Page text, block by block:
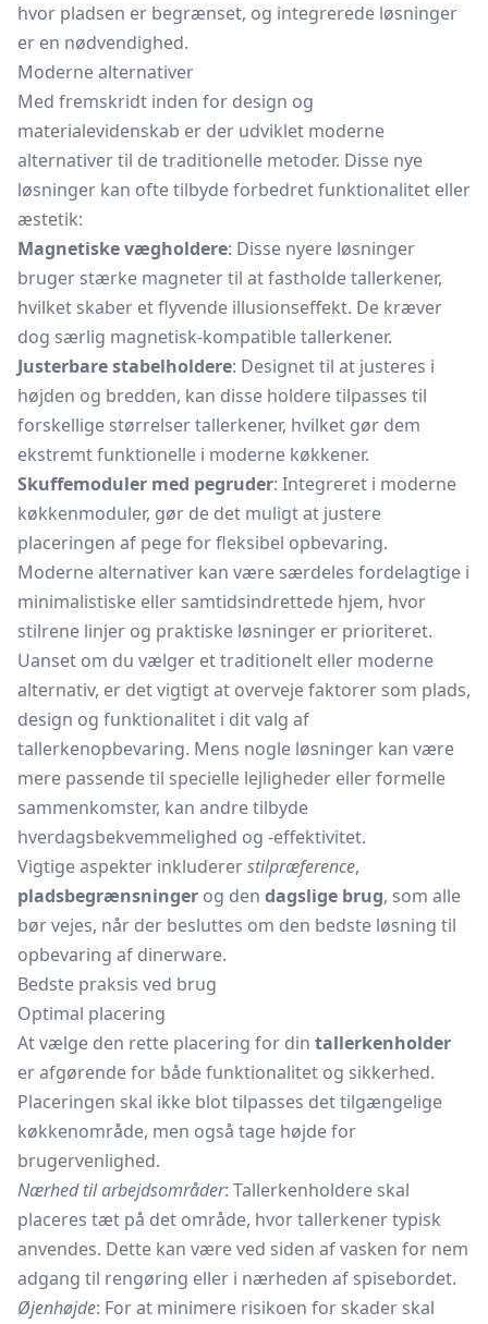
hvor pladsen er begrænset, og integrerede løsninger
er en nødvendighed.
Moderne alternativer
Med fremskridt inden for design og
materialevidenskab er der udviklet moderne
alternativer til de traditionelle metoder. Disse nye
løsninger kan ofte tilbyde forbedret funktionalitet eller
æstetik:
Magnetiske vægholdere: Disse nyere løsninger
bruger stærke magneter til at fastholde tallerkener,
hvilket skaber et flyvende illusionseffekt. De kræver
dog særlig magnetisk-kompatible tallerkener.
Justerbare stabelholdere: Designet til at justeres i
højden og bredden, kan disse holdere tilpasses til
forskellige størrelser tallerkener, hvilket gør dem
ekstremt funktionelle i moderne køkkener.
Skuffemoduler med pegruder: Integreret i moderne
køkkenmoduler, gør de det muligt at justere
placeringen af pege for fleksibel opbevaring.
Moderne alternativer kan være særdeles fordelagtige i
minimalistiske eller samtidsindrettede hjem, hvor
stilrene linjer og praktiske løsninger er prioriteret.
Uanset om du vælger et traditionelt eller moderne
alternativ, er det vigtigt at overveje faktorer som plads,
design og funktionalitet i dit valg af
tallerkenopbevaring. Mens nogle løsninger kan være
mere passende til specielle lejligheder eller formelle
sammenkomster, kan andre tilbyde
hverdagsbekvemmelighed og -effektivitet.
Vigtige aspekter inkludererstilpræference,
pladsbegrænsninger og den dagslige brug, som alle
bør vejes, når der besluttes om den bedste løsning til
opbevaring af dinerware.
Bedste praksis ved brug
Optimal placering
At vælge den rette placering for din tallerkenholder
er afgørende for både funktionalitet og sikkerhed.
Placeringen skal ikke blot tilpasses det tilgængelige
køkkenområde, men også tage højde for
brugervenlighed.
Nærhed til arbejdsområder: Tallerkenholdere skal
placeres tæt på det område, hvor tallerkener typisk
anvendes. Dette kan være ved siden af vasken for nem
adgang til rengøring eller i nærheden af spisebordet.
Øjenhøjde: For at minimere risikoen for skader skal